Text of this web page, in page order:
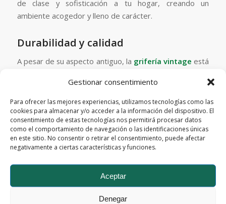
Gestionar consentimiento
Para ofrecer las mejores experiencias, utilizamos tecnologías como las
cookies para almacenar y/o acceder a la información del dispositivo. El
consentimiento de estas tecnologías nos permitirá procesar datos
como el comportamiento de navegación o las identificaciones únicas
en este sitio. No consentir o retirar el consentimiento, puede afectar
negativamente a ciertas características y funciones.
Aceptar
Denegar
de clase y sofisticación a tu hogar, creando un
ambiente acogedor y lleno de carácter.
Durabilidad y calidad
A pesar de su aspecto antiguo, la grifería vintage está
Hoy en día se encuentra una amplia variedad de
opciones vintage que no solo son estéticamente
atractivas, sino tambiénfuncionalesy duraderas.
Cómo incorporar la grifería
vintage en tu hogar
Baños con encanto retro
En un baño, esta grifería puede convertir un espacio